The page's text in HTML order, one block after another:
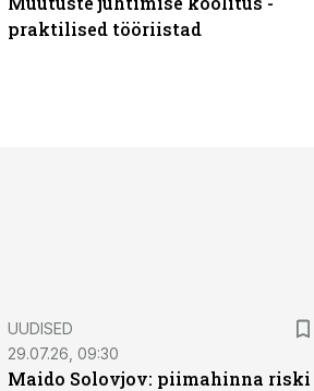
praktilised tööriistad
UUDISED
29.07.26, 09:30
Maido Solovjov: piimahinna riski